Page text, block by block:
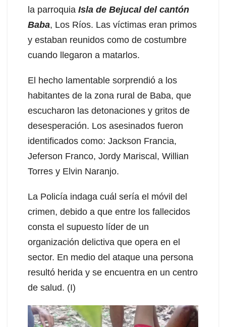
la parroquia Isla de Bejucal del cantón
Baba, Los Ríos. Las víctimas eran primos
y estaban reunidos como de costumbre
cuando llegaron a matarlos.
El hecho lamentable sorprendió a los
habitantes de la zona rural de Baba, que
escucharon las detonaciones y gritos de
desesperación. Los asesinados fueron
identificados como: Jackson Francia,
Jeferson Franco, Jordy Mariscal, Willian
Torres y Elvin Naranjo.
La Policía indaga cuál sería el móvil del
crimen, debido a que entre los fallecidos
consta el supuesto líder de un
organización delictiva que opera en el
sector. En medio del ataque una persona
resultó herida y se encuentra en un centro
de salud. (I)